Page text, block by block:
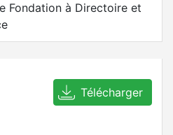
Fondation à Directoire et
Télécharger